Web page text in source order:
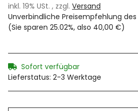
inkl. 19% USt. , zzgl. Versand
Unverbindliche Preisempfehlung des
(Sie sparen 25.02%, also 40,00 €)
Sofort verfügbar
Lieferstatus: 2-3 Werktage